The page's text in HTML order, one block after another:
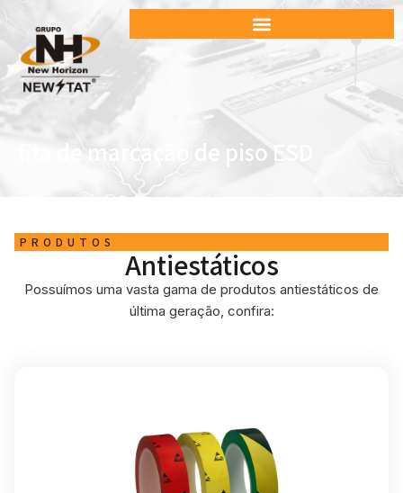
fita de marcação de piso ESD
PRODUTOS
Antiestáticos
Possuímos uma vasta gama de produtos antiestáticos de
última geração, confira: